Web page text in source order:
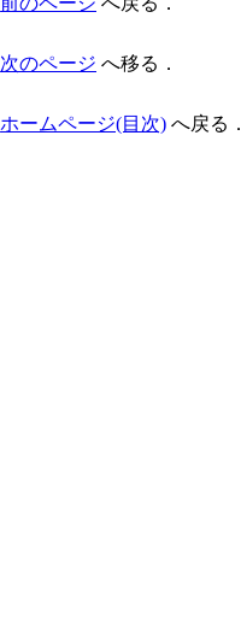
次のページ へ移る．
ホームページ(目次) へ戻る．